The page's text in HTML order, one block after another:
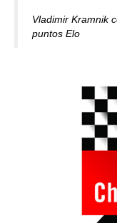
Vladimir Kramnik
puntos Elo